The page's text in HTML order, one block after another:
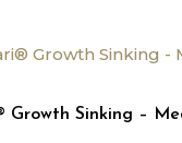
Growth Sinking –